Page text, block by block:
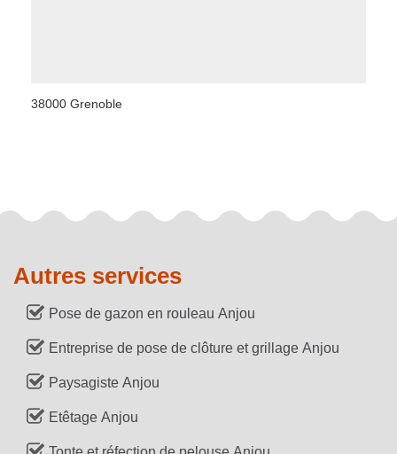
38000 Grenoble
Autres services
Pose de gazon en rouleau Anjou
Entreprise de pose de clôture et grillage Anjou
Paysagiste Anjou
Etêtage Anjou